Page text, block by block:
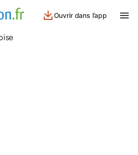
Ouvrir dans l’app